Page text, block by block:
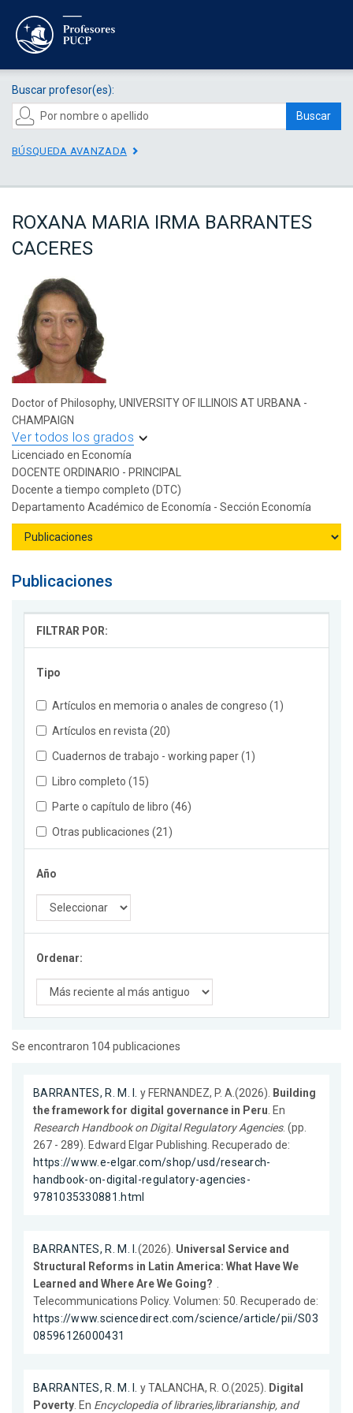
Buscar profesor(es):
Buscar
BÚSQUEDA AVANZADA
ROXANA MARIA IRMA BARRANTES
CACERES
Doctor of Philosophy, UNIVERSITY OF ILLINOIS AT URBANA -
CHAMPAIGN
Ver todos los grados
Licenciado en Economía
DOCENTE ORDINARIO - PRINCIPAL
Docente a tiempo completo (DTC)
Departamento Académico de Economía - Sección Economía
Publicaciones
FILTRAR POR:
Tipo
Artículos en memoria o anales de congreso (1)
Artículos en revista (20)
Cuadernos de trabajo - working paper (1)
Libro completo (15)
Parte o capítulo de libro (46)
Otras publicaciones (21)
Año
Ordenar:
Se encontraron 104 publicaciones
BARRANTES, R. M. I. y FERNANDEZ, P. A.(2026). Building
the framework for digital governance in Peru. En
Research Handbook on Digital Regulatory Agencies. (pp.
267 - 289). Edward Elgar Publishing. Recuperado de:
https://www.e-elgar.com/shop/usd/research-
handbook-on-digital-regulatory-agencies-
9781035330881.html
BARRANTES, R. M. I.(2026). Universal Service and
Structural Reforms in Latin America: What Have We
Learned and Where Are We Going? .
Telecommunications Policy. Volumen: 50. Recuperado de:
https://www.sciencedirect.com/science/article/pii/S03
08596126000431
BARRANTES, R. M. I. y TALANCHA, R. O.(2025). Digital
Poverty. En Encyclopedia of libraries,librarianship, and